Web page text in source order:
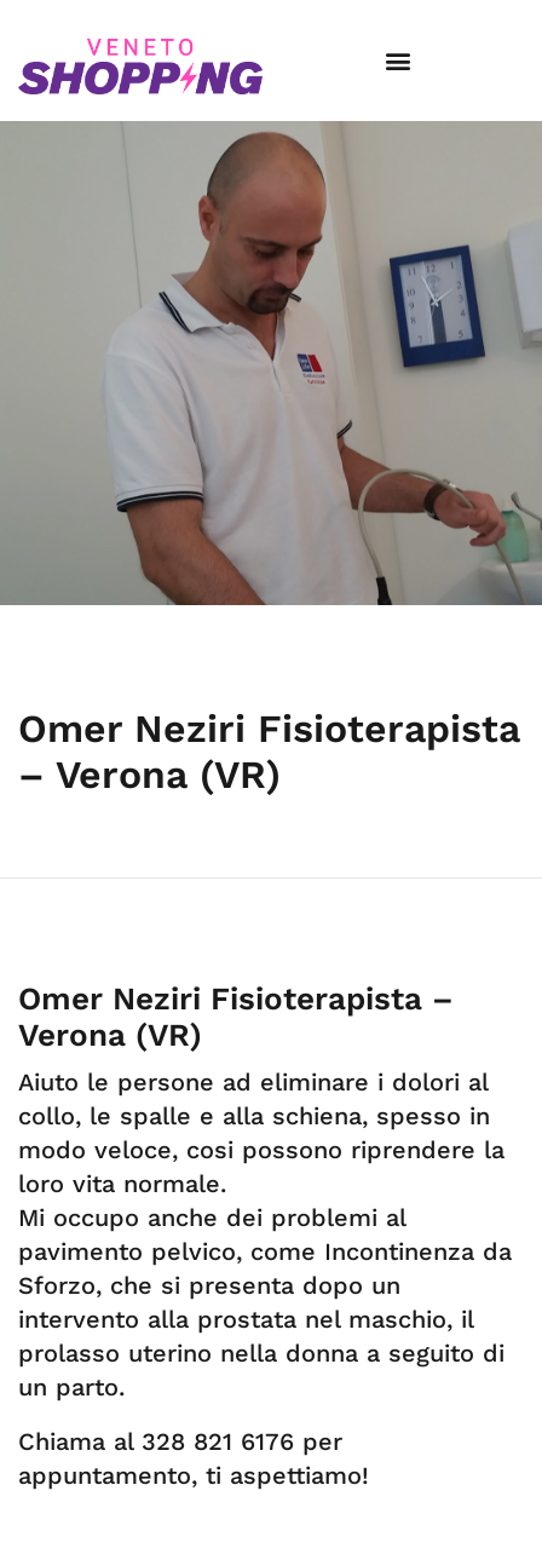
Omer Neziri Fisioterapista
– Verona (VR)
Omer Neziri Fisioterapista –
Verona (VR)
Aiuto le persone ad eliminare i dolori al
collo, le spalle e alla schiena, spesso in
modo veloce, cosi possono riprendere la
loro vita normale.
Mi occupo anche dei problemi al
pavimento pelvico, come Incontinenza da
Sforzo, che si presenta dopo un
intervento alla prostata nel maschio, il
prolasso uterino nella donna a seguito di
un parto.
Chiama al 328 821 6176 per
appuntamento, ti aspettiamo!